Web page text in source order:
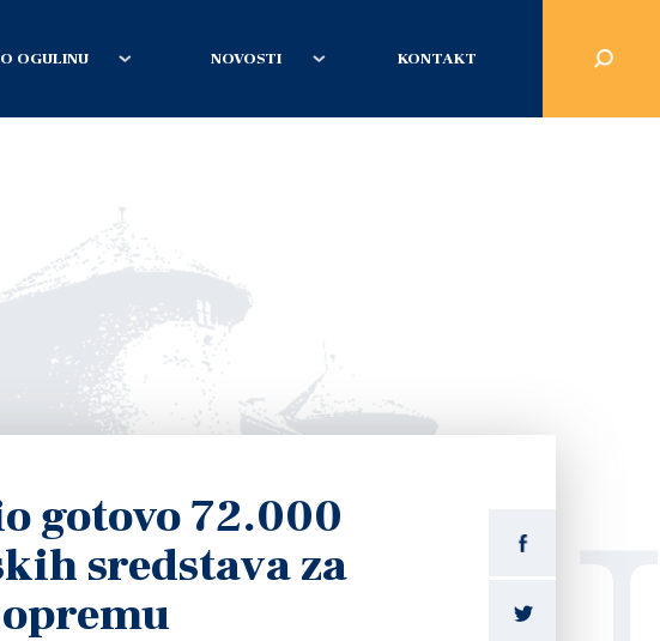
O OGULINU NOVOSTI KONTAKT
gotovo 72.000
sredstava za